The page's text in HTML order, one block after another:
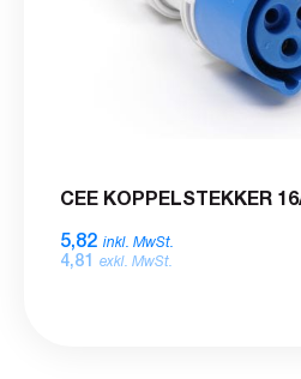
CEE KOPPELSTEKKER
5,82 inkl. MwSt.
4,81 exkl. MwSt.